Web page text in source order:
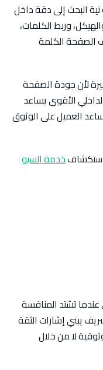
البحث إلى دقة داخل
وربط الكلمات،
الصفحة الكلمة
لأن جودة الصفحة
الأقوى يساعد
العميل على الوثوق
استكشافخدمة السيو
تشتد المنافسة
يبني إشارات الثقة
لا من خلال